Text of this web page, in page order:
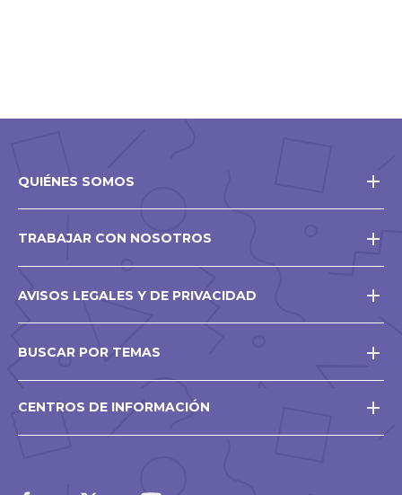
QUIÉNES SOMOS
TRABAJAR CON NOSOTROS
AVISOS LEGALES Y DE PRIVACIDAD
BUSCAR POR TEMAS
CENTROS DE INFORMACIÓN